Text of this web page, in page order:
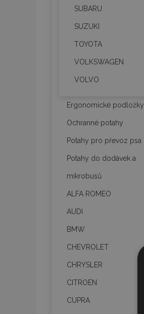
SUBARU
SUZUKI
TOYOTA
VOLKSWAGEN
VOLVO
Ergonomické podložky
Ochranné potahy
Potahy pro převoz psa
Potahy do dodávek a
mikrobusů
ALFA ROMEO
AUDI
BMW
CHEVROLET
CHRYSLER
CITROEN
CUPRA